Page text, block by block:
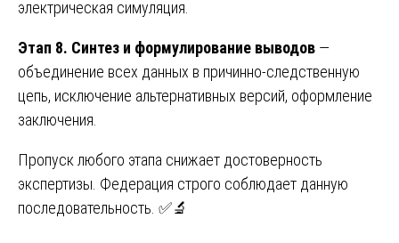
электрическая симуляция.
Этап 8. Синтез и формулирование выводов —
объединение всех данных в причинно-следственную
цепь, исключение альтернативных версий, оформление
заключения.
Пропуск любого этапа снижает достоверность
экспертизы. Федерация строго соблюдает данную
последовательность. ✅🔬